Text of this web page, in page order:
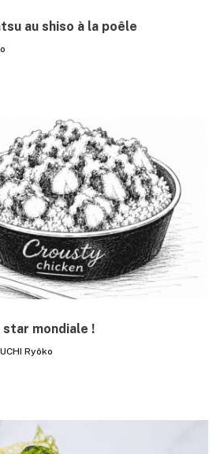
au shiso à la poêle
mondiale !
Ryôko